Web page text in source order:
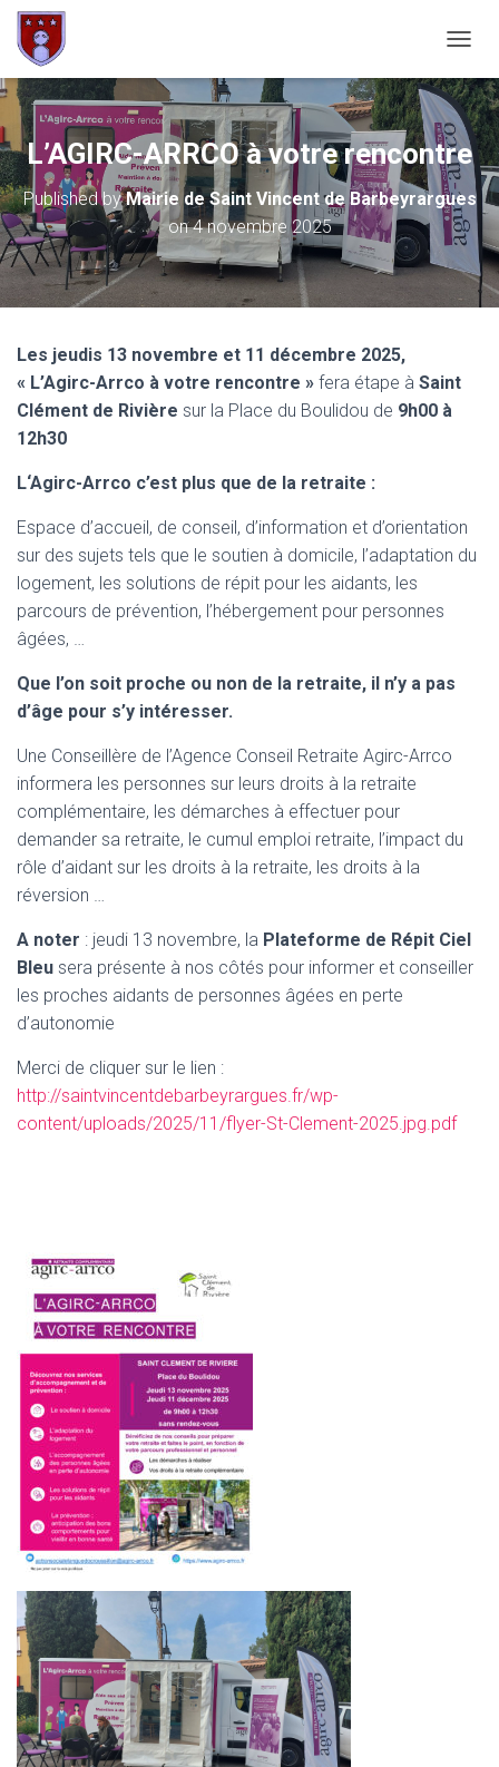
L’AGIRC-ARRCO à votre rencontre
Published byMairie de Saint Vincent de Barbeyrargues
on4 novembre 2025
Les jeudis 13 novembre et 11 décembre 2025,
« L’Agirc-Arrco à votre rencontre » fera étape à Saint
Clément de Rivière sur la Place du Boulidou de 9h00 à
12h30
L‘Agirc-Arrco c’est plus que de la retraite :
Espace d’accueil, de conseil, d’information et d’orientation
sur des sujets tels que le soutien à domicile, l’adaptation du
logement, les solutions de répit pour les aidants, les
parcours de prévention, l’hébergement pour personnes
âgées, …
Que l’on soit proche ou non de la retraite, il n’y a pas
d’âge pour s’y intéresser.
Une Conseillère de l’Agence Conseil Retraite Agirc-Arrco
informera les personnes sur leurs droits à la retraite
complémentaire, les démarches à effectuer pour
demander sa retraite, le cumul emploi retraite, l’impact du
rôle d’aidant sur les droits à la retraite, les droits à la
réversion …
A noter : jeudi 13 novembre, la Plateforme de Répit Ciel
Bleu sera présente à nos côtés pour informer et conseiller
les proches aidants de personnes âgées en perte
d’autonomie
Merci de cliquer sur le lien :
http://saintvincentdebarbeyrargues.fr/wp-
content/uploads/2025/11/flyer-St-Clement-2025.jpg.pdf